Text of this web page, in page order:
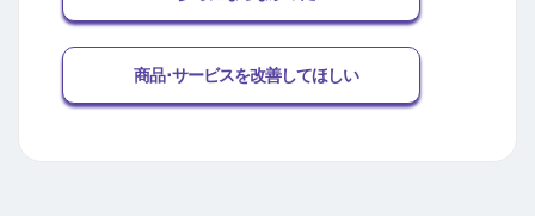
商品･サービスを改善してほしい